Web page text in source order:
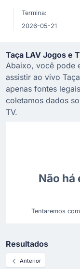
Termina:
2026-05-21
Taça LAV Jogos e
Abaixo, você pode
assistir ao vivo
apenas fontes
coletamos dados
TV.
Não há
Tentaremos
Resultados
Anterior